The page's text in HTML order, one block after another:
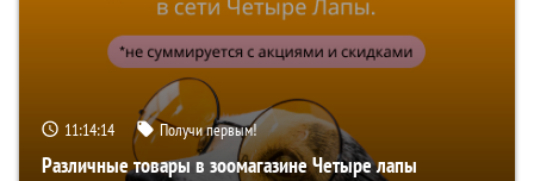
11:14:13 Получи первым!
Различные товары в зоомагазине Четыре лапы